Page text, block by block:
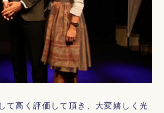
て高く評価して頂き、大変嬉しく光